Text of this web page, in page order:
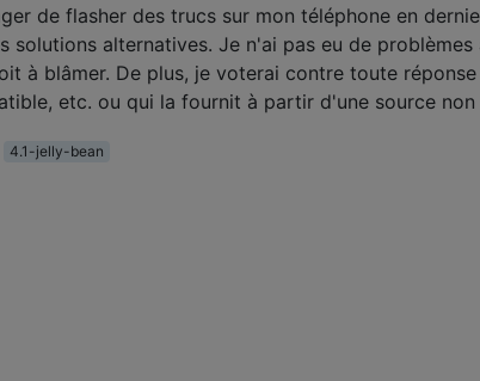
de flasher des trucs sur mon téléphone en
solutions alternatives. Je n'ai pas eu de
à blâmer. De plus, je voterai contre toute
etc. ou qui la fournit à partir d'une source non
4.1-jelly-bean